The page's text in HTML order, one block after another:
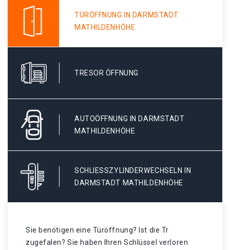
TÜRÖFFNUNG IN DARMSTADT
MATHILDENHÖHE
TRESOR ÖFFNUNG
AUTOÖFFNUNG IN DARMSTADT
MATHILDENHÖHE
SCHLIESSZYLINDERWECHSELN IN D
ARMSTADT MATHILDENHÖHE
Sie benötigen eine Türöffnung? Ist die Tr
zugefalen? Sie haben Ihren Schlüssel verloren